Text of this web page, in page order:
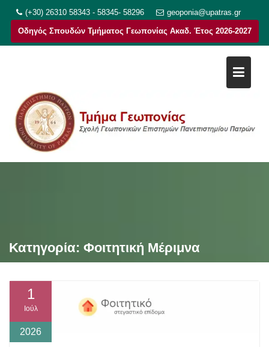
στο
περιεχόμενο
(+30) 26310 58343 - 58345- 58296 geoponia@upatras.gr
Οδηγός Σπουδών Τμήματος Γεωπονίας Ακαδ. Έτος 2026-2027
Κατηγορία: Φοιτητική Μέριμνα
1
Ιούλ
2026